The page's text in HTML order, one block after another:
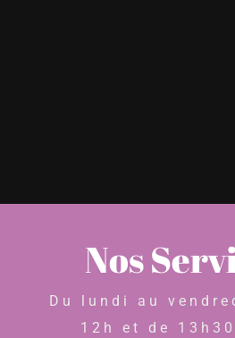
Nos
Du lundi au
12h et de